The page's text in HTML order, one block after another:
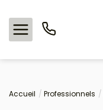
Nos offres
Accueil Professionnels